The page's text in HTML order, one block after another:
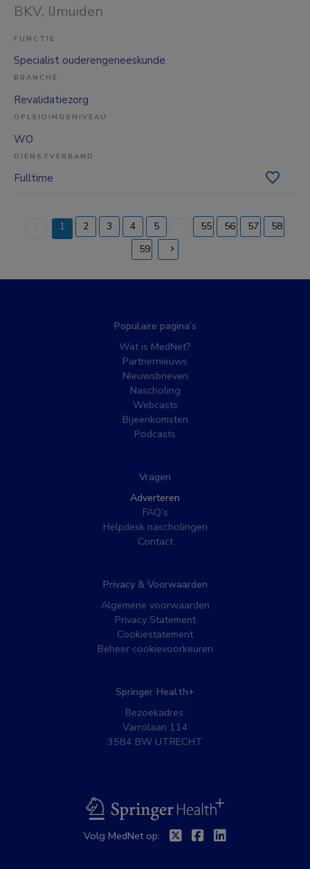
BKV, IJmuiden
FUNCTIE
Specialist ouderengeneeskunde
BRANCHE
Revalidatiezorg
OPLEIDINGSNIVEAU
WO
DIENSTVERBAND
Fulltime
1
(current)
2 3 4 5 55 56 57
58
59
Populaire pagina’s
Wat is MedNet?
Partnernieuws
Nieuwsbrieven
Nascholing
Webcasts
Bijeenkomsten
Podcasts
Vragen
Adverteren
FAQ’s
Helpdesk nascholingen
Contact
Privacy & Voorwaarden
Algemene voorwaarden
Privacy Statement
Cookiestatement
Beheer cookievoorkeuren
Springer Health+
Bezoekadres:
Varrolaan 114
3584 BW UTRECHT
BSL
Volg MedNet op: TwitterFacebook
Linkedin